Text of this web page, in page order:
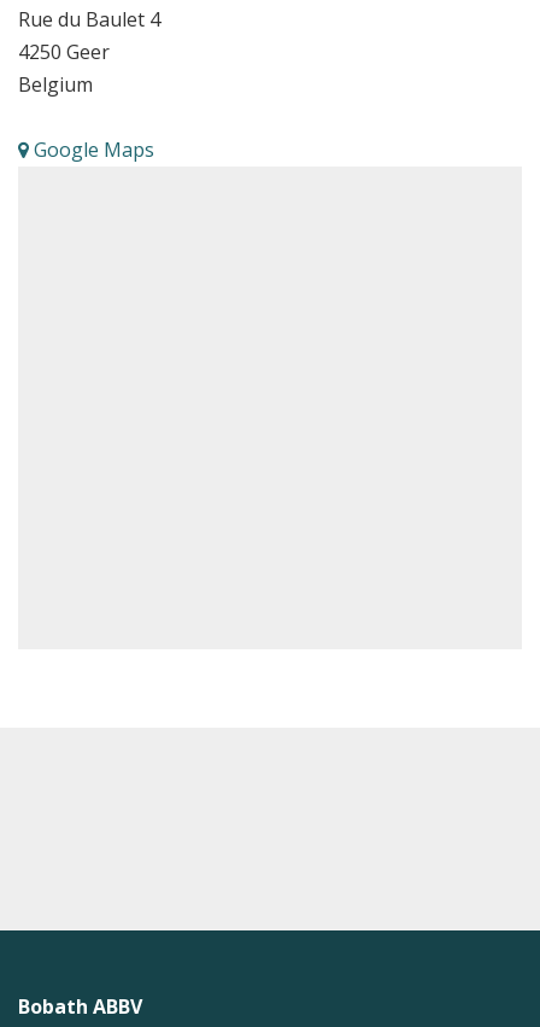
Rue du Baulet 4
4250 Geer
Belgium
Google Maps
Bobath ABBV